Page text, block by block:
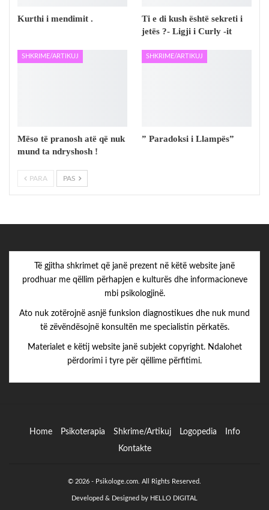
Kurthi i mendimit .
Ti e di kush është sekreti i
jetës ?- Ligji i Curly -it
SHKRIME/ARTIKUJ
Mëso të pranosh atë që nuk
mund ta ndryshosh !
SHKRIME/ARTIKUJ
” Paradoksi i Llampës”
PARA PAS
Të gjitha shkrimet që janë prezent në këtë website janë
prodhuar me qëllim përhapjen e kulturës dhe informacioneve
mbi psikologjinë.
Ato nuk zotërojnë asnjë funksion diagnostikues dhe nuk mund
të zëvëndësojnë konsultën me specialistin përkatës.
Materialet e këtij website janë subjekt copyright. Ndalohet
përdorimi i tyre për qëllime përfitimi.
Home Psikoterapia Shkrime/Artikuj Logopedia
Info
Kontakte
© 2026 - Psikologe.com. All Rights Reserved.
Developed & Designed by HELLO DIGITAL